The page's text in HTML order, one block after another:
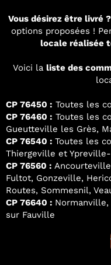
Vous désirez être livré ?
options proposées !
locale réalisée
Voici la liste des
CP 76450 : Toutes les
CP 76460 : Toutes les
Gueutteville les Grès,
CP 76540 : Toutes les
Thiergeville et
CP 76560 :
Fultot, Gonzeville,
Routes, Sommesnil,
CP 76640 :
sur Fauville